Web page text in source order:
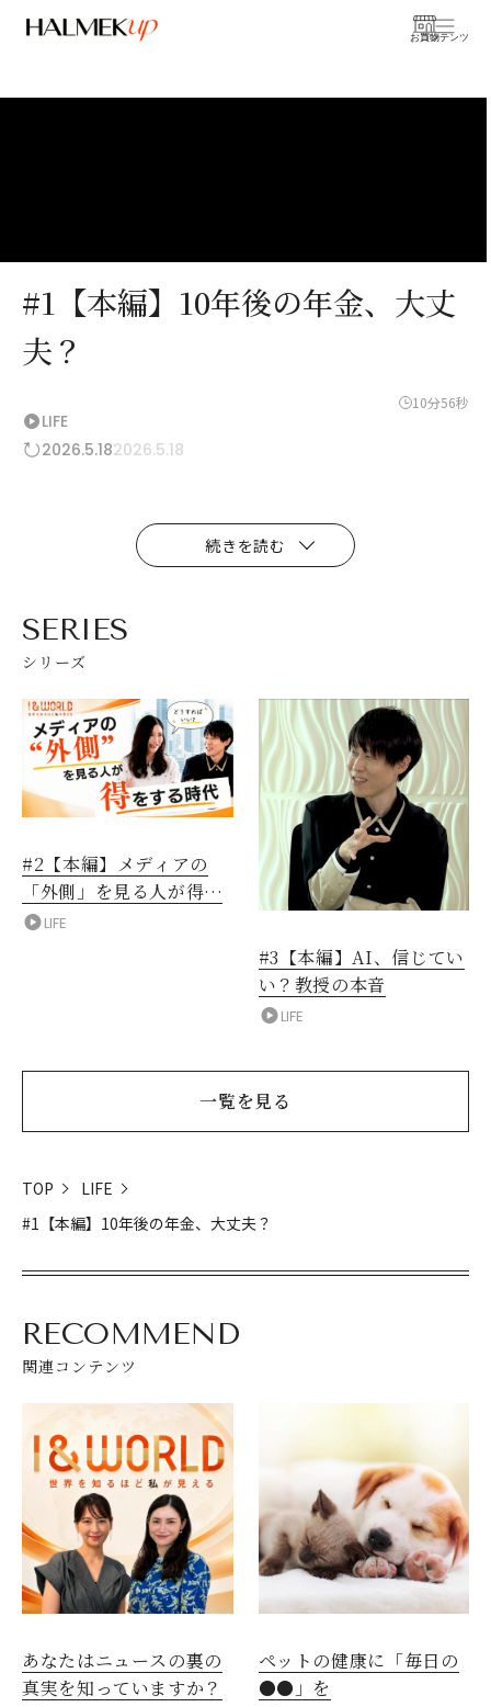
お買物
コンテンツ
#1【本編】10年後の年金、大丈
夫？
10分56秒
LIFE
2026.5.182026.5.18
続きを読む
SERIES
シリーズ
#2【本編】メディアの
「外側」を見る人が得を
する時代
LIFE
#3【本編】AI、信じてい
い？教授の本音
LIFE
一覧を見る
TOP
LIFE
#1【本編】10年後の年金、大丈夫？
RECOMMEND
関連コンテンツ
あなたはニュースの裏の
真実を知っていますか？
ペットの健康に「毎日の
●●」を